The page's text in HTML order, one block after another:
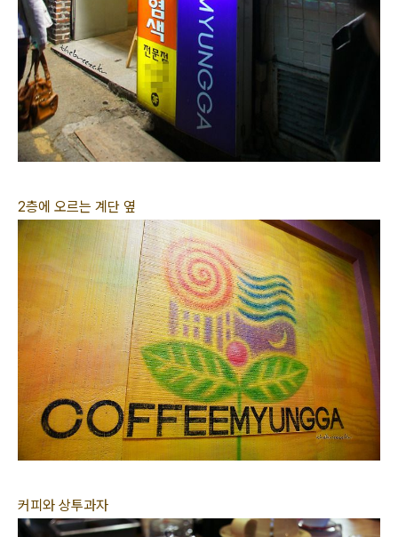
2층에 오르는 계단 옆
커피와 상투과자